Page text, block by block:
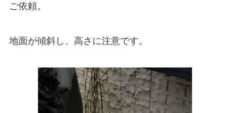
ご依頼。
地面が傾斜し、高さに注意です。